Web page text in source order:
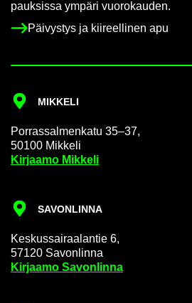
pauk­sis­sa ym­pä­ri vuo­ro­kau­den.
Päi­vys­tys ja kii­reel­li­nen apu
MIK­KE­LI
Por­ras­sal­men­ka­tu 35–37,
50100 Mik­ke­li
Kir­jaa­mo Mik­ke­li
SA­VON­LIN­NA
Kes­kus­sai­raa­lan­tie 6,
57120 Sa­von­lin­na
Kir­jaa­mo Sa­von­lin­na